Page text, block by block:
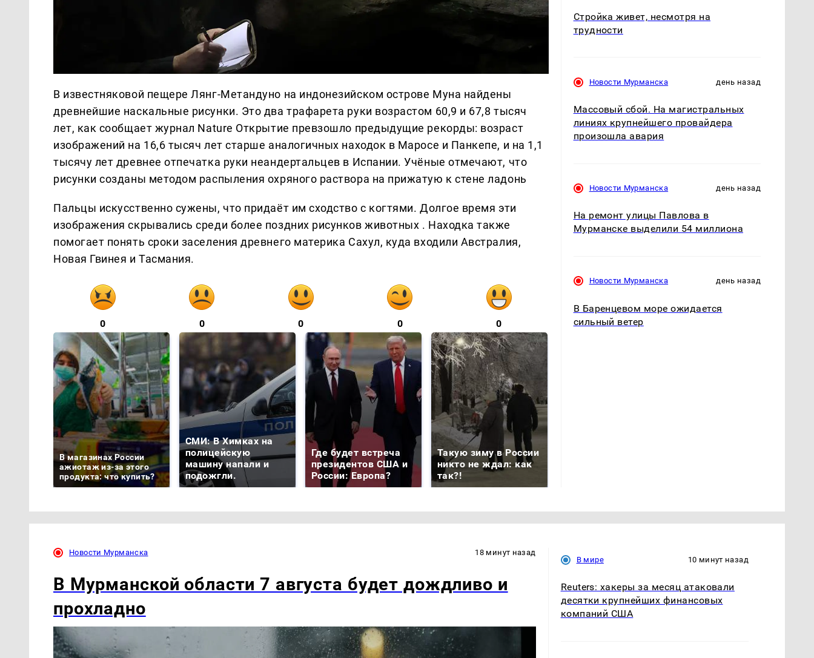
В известняковой пещере Лянг-Метандуно на индонезийском острове Муна найдены
древнейшие наскальные рисунки. Это два трафарета руки возрастом 60,9 и 67,8 тысяч
лет, как сообщает журнал Nature Открытие превзошло предыдущие рекорды: возраст
изображений на 16,6 тысяч лет старше аналогичных находок в Маросе и Панкепе, и на 1,1
тысячу лет древнее отпечатка руки неандертальцев в Испании. Учёные отмечают, что
рисунки созданы методом распыления охряного раствора на прижатую к стене ладонь
Пальцы искусственно сужены, что придаёт им сходство с когтями. Долгое время эти
изображения скрывались среди более поздних рисунков животных . Находка также
помогает понять сроки заселения древнего материка Сахул, куда входили Австралия,
Новая Гвинея и Тасмания.
0 0 0 0 0
В магазинах России
ажиотаж из-за этого
продукта: что купить?
СМИ: В Химках на
полицейскую
машину напали и
подожгли.
Где будет встреча
президентов США и
России: Европа?
Такую зиму в России
никто не ждал: как
так?!
Стройка живет, несмотря на
трудности
Новости Мурманска день назад
Массовый сбой. На магистральных
линиях крупнейшего провайдера
произошла авария
Новости Мурманска день назад
На ремонт улицы Павлова в
Мурманске выделили 54 миллиона
Новости Мурманска день назад
В Баренцевом море ожидается
сильный ветер
Новости Мурманска 18 минут назад
В Мурманской области 7 августа будет дождливо и
прохладно
В мире 10 минут назад
Reuters: хакеры за месяц атаковали
десятки крупнейших финансовых
компаний США